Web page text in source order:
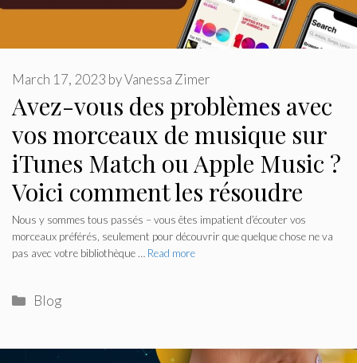
Avez-vous des problèmes avec
vos morceaux de musique sur
iTunes Match ou Apple Music ?
Voici comment les résoudre
March 17, 2023 byVanessa Zimer
Nous y sommes tous passés – vous êtes impatient d’écouter vos
morceaux préférés, seulement pour découvrir que quelque chose ne va
pas avec votre bibliothèque … Read more
Categories
Blog